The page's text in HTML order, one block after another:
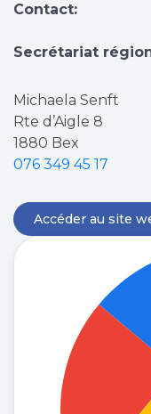
Contact:
Secrétariat
Michaela Senft
Rte d’Aigle 8
1880 Bex
076 349 45 17
Accéder au site